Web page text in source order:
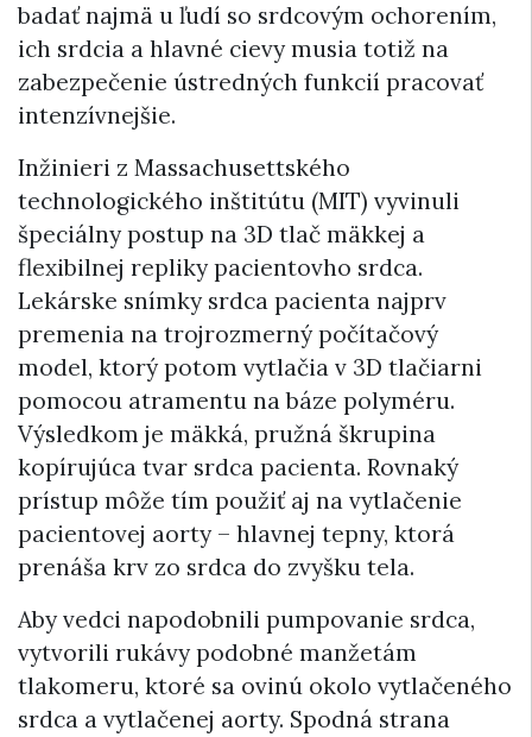
badať najmä u ľudí so srdcovým ochorením,
ich srdcia a hlavné cievy musia totiž na
zabezpečenie ústredných funkcií pracovať
intenzívnejšie.
Inžinieri z Massachusettského
technologického inštitútu (MIT) vyvinuli
špeciálny postup na 3D tlač mäkkej a
flexibilnej repliky pacientovho srdca.
Lekárske snímky srdca pacienta najprv
premenia na trojrozmerný počítačový
model, ktorý potom vytlačia v 3D tlačiarni
pomocou atramentu na báze polyméru.
Výsledkom je mäkká, pružná škrupina
kopírujúca tvar srdca pacienta. Rovnaký
prístup môže tím použiť aj na vytlačenie
pacientovej aorty – hlavnej tepny, ktorá
prenáša krv zo srdca do zvyšku tela.
Aby vedci napodobnili pumpovanie srdca,
vytvorili rukávy podobné manžetám
tlakomeru, ktoré sa ovinú okolo vytlačeného
srdca a vytlačenej aorty. Spodná strana